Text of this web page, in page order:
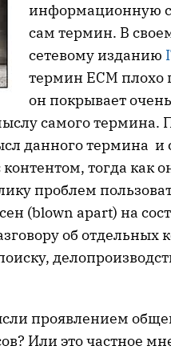
информационную
сам термин. В
сетевому изданию
термин ECM плохо
он покрывает
самого термина.
данного термина и
тогда как
проблем
(blown apart) на
об
проявлением
Или это частное